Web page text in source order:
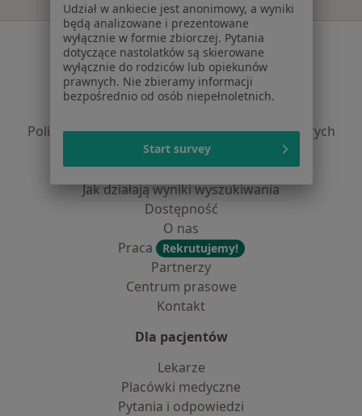
Serwis
Regulamin
Polityka prywatności pacjentów
Polityka prywatności dla profesjonalistów, których
dane pozyskaliśmy samodzielnie
Polityka cookies
Jak działają wyniki wyszukiwania
Dostępność
O nas
Praca
Rekrutujemy!
Partnerzy
Centrum prasowe
Kontakt
Dla pacjentów
Lekarze
Placówki medyczne
Pytania i odpowiedzi
Udział w ankiecie jest anonimowy, a wyniki
będą analizowane i prezentowane
wyłącznie w formie zbiorczej. Pytania
dotyczące nastolatków są skierowane
wyłącznie do rodziców lub opiekunów
prawnych. Nie zbieramy informacji
bezpośrednio od osób niepełnoletnich.
Start survey